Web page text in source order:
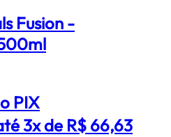
Fusion -
PIX
3x de R$ 66,63